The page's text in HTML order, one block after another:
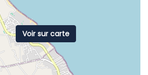
Voir sur carte